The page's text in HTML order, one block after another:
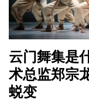
云门舞集是
术总监郑宗
蜕变